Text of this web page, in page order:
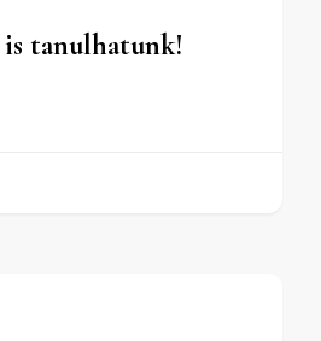
is tanulhatunk!